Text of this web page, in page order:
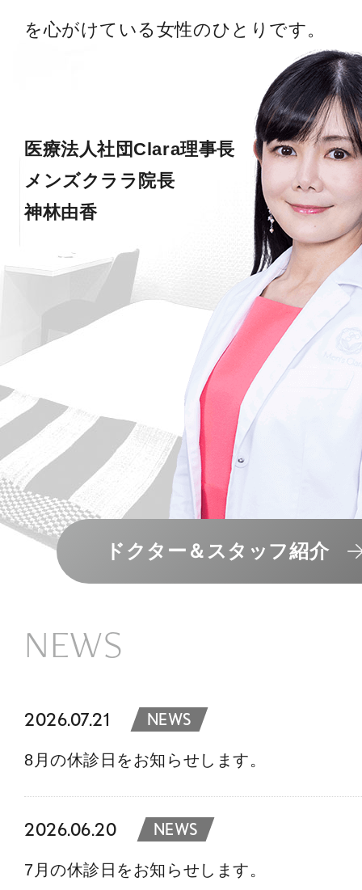
を心がけている女性のひとりです。
医療法人社団Clara理事長
メンズクララ院長
神林由香
ドクター＆スタッフ紹介
NEWS
2026.07.21 NEWS
8月の休診日をお知らせします。
2026.06.20 NEWS
7月の休診日をお知らせします。